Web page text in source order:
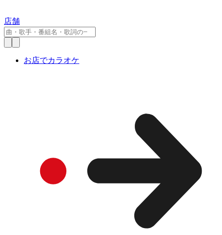
店舗
お店でカラオケ